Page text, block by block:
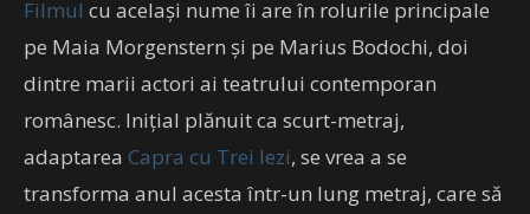
Filmul cu același nume îi are în rolurile principale
pe Maia Morgenstern și pe Marius Bodochi, doi
dintre marii actori ai teatrului contemporan
românesc. Inițial plănuit ca scurt-metraj,
adaptarea Capra cu Trei Iezi, se vrea a se
transforma anul acesta într-un lung metraj, care să